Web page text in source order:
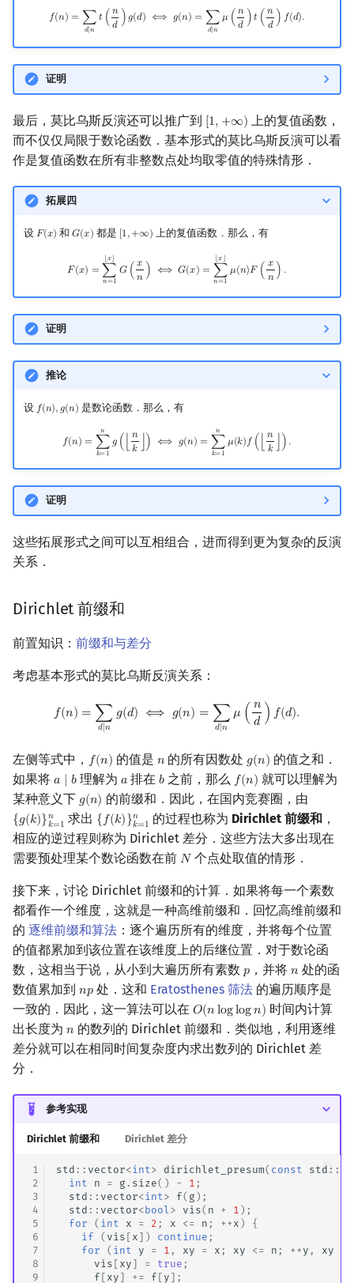
𝑓(𝑛) = ∑
𝑑∣𝑛
𝑡 ( 𝑛
𝑑 )𝑔(𝑑) ⟺ 𝑔(𝑛) = ∑
𝑑∣𝑛
𝜇 ( 𝑛
𝑑 )𝑡 ( 𝑛
𝑑 ) 𝑓(𝑑).
f( n)=∑ d ∣nt( n d)g(d )⟺ g(n)= ∑d∣nμ (n d )t( n d )f (d ).
证明
最后，莫比乌斯反演还可以推广到 [1, +∞)
1,+∞)
上的复值函数，
而不仅仅局限于数论函数．基本形式的莫比乌斯反演可以看
作是复值函数在所有非整数点处均取零值的特殊情形．
拓展四
设 𝐹(𝑥)
F(x) 和𝐺(𝑥)
G(x) 都是 [1,+∞)
1,+∞) 上的复值函数．那么，有
𝐹(𝑥) =
⌊𝑥⌋
∑
𝑛=1
𝐺 ( 𝑥
𝑛 ) ⟺ 𝐺(𝑥) =
⌊𝑥⌋
∑
𝑛=1
𝜇(𝑛)𝐹 ( 𝑥
𝑛 ) .
∑n= ⌋G( x 1⌊x n ).
证明
推论
设 𝑓(𝑛),𝑔(𝑛)
f(n),g (n) 是数论函数．那么，有
𝑓(𝑛) =
𝑛
∑
𝑘=1
𝑔 (
𝑛
𝑘
) ⟺ 𝑔(𝑛) =
𝑛
∑
𝑘=1
𝜇(𝑘)𝑓 (
𝑛
𝑘
) .
=∑k n g (⌊ nk n = =1nμ k f n k ⌋).
证明
这些拓展形式之间可以互相组合，进而得到更为复杂的反演
关系．
Dirichlet 前缀和
前置知识： 前缀和与差分
考虑基本形式的莫比乌斯反演关系：
𝑓(𝑛) = ∑
𝑑∣𝑛
𝑔(𝑑) ⟺ 𝑔(𝑛) = ∑
𝑑∣𝑛
𝜇 ( 𝑛
𝑑 ) 𝑓(𝑑).
(n )=∑d ∣ng( )⟺ g(n)= ∑d ∣nμ n d)f( d .
左侧等式中， 𝑓(𝑛)
f(n) 的值是 𝑛
n 的所有因数处 𝑔(𝑛)
g(n) 的值之和．
如果将 𝑎 ∣ 𝑏
a b 理解为 𝑎
a 排在𝑏
b之前，那么 𝑓(𝑛)
f(n)
就可以理解为
某种意义下 𝑔(𝑛)
g(n) 的前缀和．因此，在国内竞赛圈，由
{𝑔(𝑘)}𝑛
𝑘=1
{g(k)} k=1n 求出 {𝑓(𝑘)}𝑛
𝑘=1
{ f(k)}k=1n 的过程也称为 Dirichlet 前缀和 ，
相应的逆过程则称为 Dirichlet 差分．这些方法大多出现在
需要预处理某个数论函数在前 𝑁
N 个点处取值的情形．
接下来，讨论 Dirichlet 前缀和的计算．如果将每一个素数
都看作一个维度，这就是一种高维前缀和．回忆高维前缀和
的 逐维前缀和算法 ：逐个遍历所有的维度，并将每个位置
的值都累加到该位置在该维度上的后继位置．对于数论函
数，这相当于说，从小到大遍历所有素数 𝑝
p ，并将𝑛
n 处的函
数值累加到 𝑛𝑝
np处．这和 Eratosthenes 筛法的遍历顺序是
一致的．因此，这一算法可以在 𝑂(𝑛loglog𝑛)
O(nloglogn)
时间内计算
出长度为 𝑛
n 的数列的 Dirichlet 前缀和．类似地，利用逐维
差分就可以在相同时间复杂度内求出数列的 Dirichlet 差
分．
参考实现
Dirichlet 前缀和 Dirichlet 差分
1
2
3
4
5
6
7
8
9
std :: vector<int> dirichlet_presum( const std ::
int
n = g . size() - 1 ;
std :: vector<int> f( g );
std :: vector<bool> vis( n + 1 );
for
( int x = 2 ; x <= n ; ++ x )
{
if
( vis [ x ]) continue ;
for
( int y = 1 , xy = x ; xy <= n ; ++ y , xy
vis [ xy ] = true ;
f [ xy ] += f [ y ];